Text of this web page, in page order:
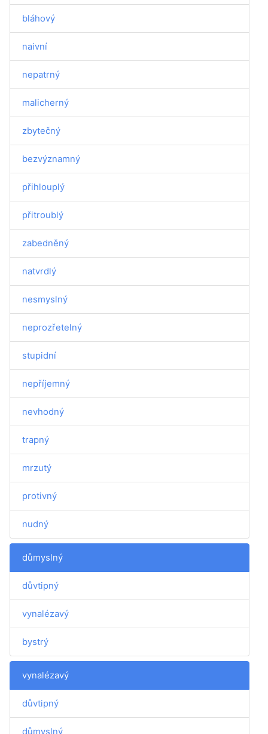
bláhový
naivní
nepatrný
malicherný
zbytečný
bezvýznamný
přihlouplý
přitroublý
zabedněný
natvrdlý
nesmyslný
neprozřetelný
stupidní
nepříjemný
nevhodný
trapný
mrzutý
protivný
nudný
důmyslný
důvtipný
vynalézavý
bystrý
vynalézavý
důvtipný
důmyslný